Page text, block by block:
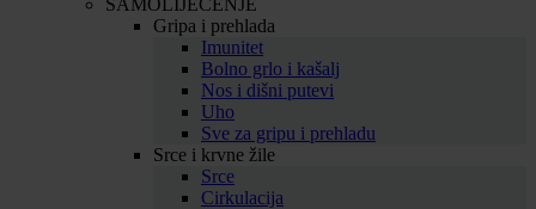
SAMOLIJEČENJE
Gripa i prehlada
Imunitet
Bolno grlo i kašalj
Nos i dišni putevi
Uho
Sve za gripu i prehladu
Srce i krvne žile
Srce
Cirkulacija